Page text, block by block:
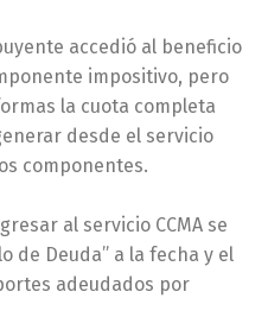
accedió al beneficio
impositivo, pero
la cuota completa
desde el servicio
componentes.
al servicio CCMA se
de Deuda” a la fecha y el
adeudados por